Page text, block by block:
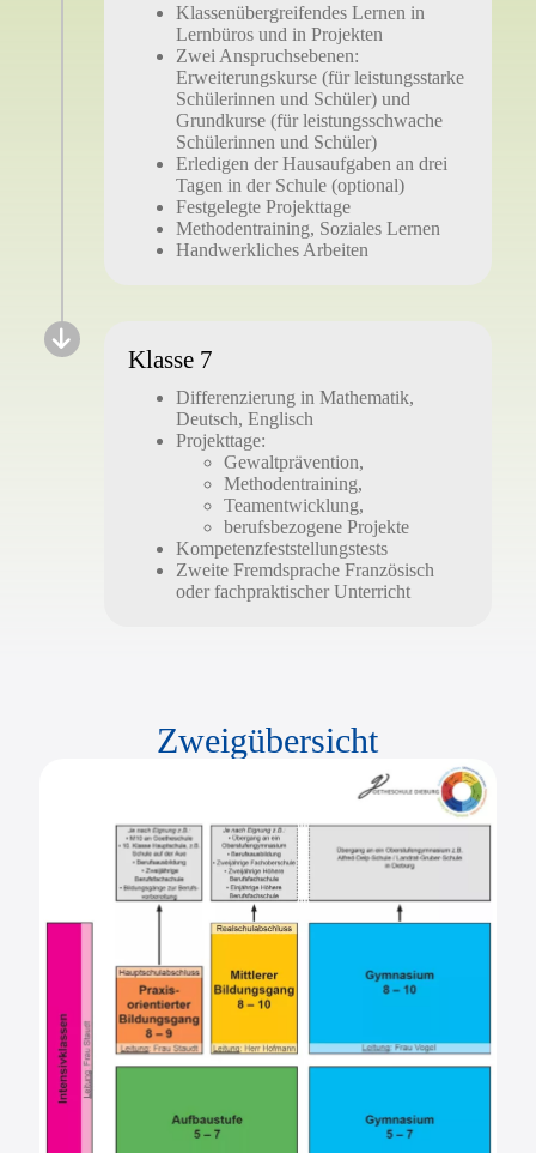
Klassenübergreifendes Lernen in
Lernbüros und in Projekten
Zwei Anspruchsebenen:
Erweiterungskurse (für leistungsstarke
Schülerinnen und Schüler) und
Grundkurse (für leistungsschwache
Schülerinnen und Schüler)
Erledigen der Hausaufgaben an drei
Tagen in der Schule (optional)
Festgelegte Projekttage
Methodentraining, Soziales Lernen
Handwerkliches Arbeiten
Klasse 7
Differenzierung in Mathematik,
Deutsch, Englisch
Projekttage:
Gewaltprävention,
Methodentraining,
Teamentwicklung,
berufsbezogene Projekte
Kompetenzfeststellungstests
Zweite Fremdsprache Französisch
oder fachpraktischer Unterricht
Zweigübersicht